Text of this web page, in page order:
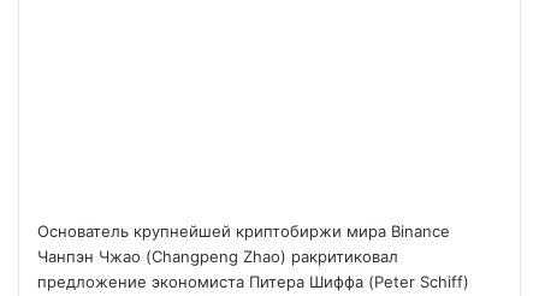
Основатель крупнейшей криптобиржи мира Binance
Чанпэн Чжао (Changpeng Zhao) ракритиковал
предложение экономиста Питера Шиффа (Peter Schiff)